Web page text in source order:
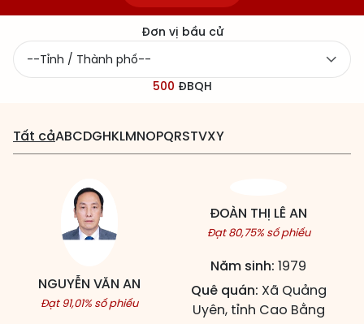
Đơn vị bầu cử
500 ĐBQH
Tất cảABCDGHKLMNOPQRSTVXY
NGUYỄN VĂN AN
Đạt 91,01% số phiếu
ĐOÀN THỊ LÊ AN
Đạt 80,75% số phiếu
Năm sinh: 1979
Quê quán: Xã Quảng
Uyên, tỉnh Cao Bằng